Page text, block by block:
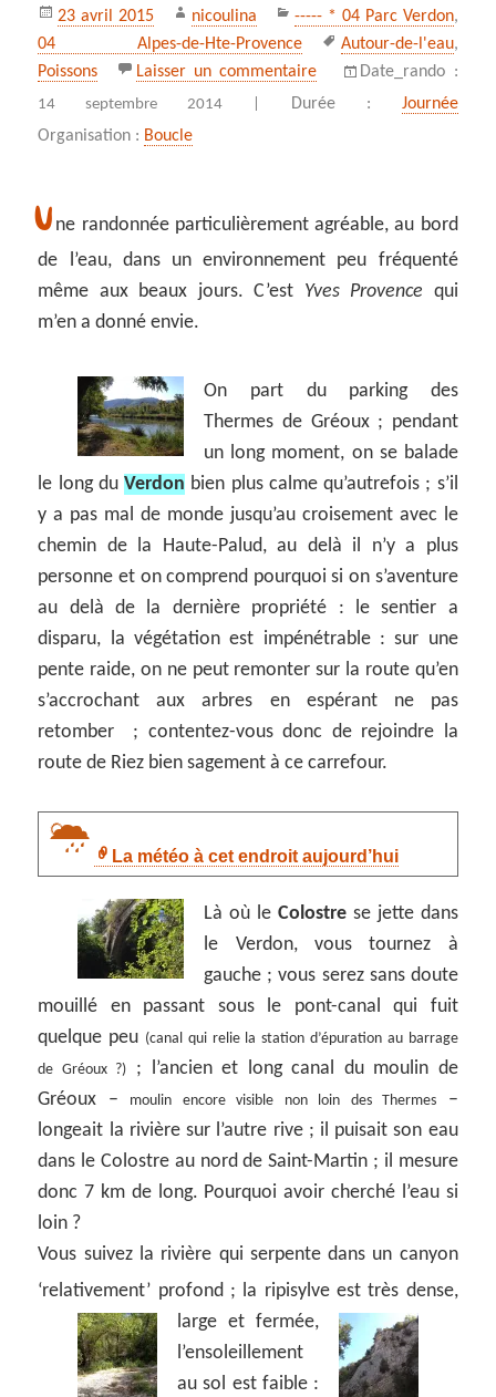
Publié
le
23 avril 2015 Auteur
nicoulina Catégories
----- * 04 Parc Verdon,
04 Alpes-de-Hte-Provence
Mots-
clés
Autour-de-l'eau,
Poissons
Laisser un commentaire sur ** Le long du
Date_rando :
14 septembre 2014 | Durée : Journée
Organisation : Boucle
U ne randonnée particulièrement agréable, au bord
de l’eau, dans un environnement peu fréquenté
même aux beaux jours. C’est Yves Provence qui
m’en a donné envie.
On part du parking des
Thermes de Gréoux ; pendant
un long moment, on se balade
le long duVerdon bien plus calme qu’autrefois ; s’il
y a pas mal de monde jusqu’au croisement avec le
chemin de la Haute-Palud, au delà il n’y a plus
personne et on comprend pourquoi si on s’aventure
au delà de la dernière propriété : le sentier a
disparu, la végétation est impénétrable : sur une
pente raide, on ne peut remonter sur la route qu’en
s’accrochant aux arbres en espérant ne pas
retomber ; contentez-vous donc de rejoindre la
route de Riez bien sagement à ce carrefour.
La météo à cet endroit aujourd’hui
Là où le Colostre se jette dans
le Verdon, vous tournez à
gauche ; vous serez sans doute
mouillé en passant sous le pont-canal qui fuit
quelque peu (canal qui relie la station d’épuration au barrage
de Gréoux ?)
; l’ancien et long canal du moulin de
Gréoux –
moulin encore visible non loin des Thermes
–
longeait la rivière sur l’autre rive ; il puisait son eau
dans le Colostre au nord de Saint-Martin ; il mesure
donc 7 km de long. Pourquoi avoir cherché l’eau si
loin ?
Vous suivez la rivière qui serpente dans un canyon
‘relativement’ profond ; la ripisylve est très dense,
large et fermée,
l’ensoleillement
au sol est faible :